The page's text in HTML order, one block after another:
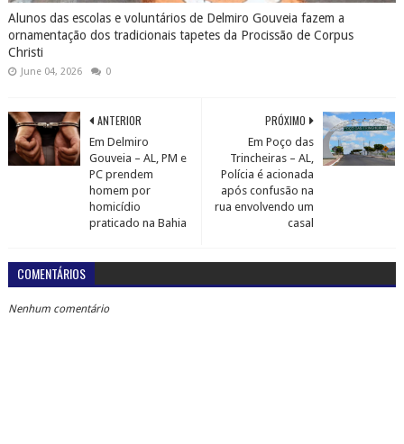
Alunos das escolas e voluntários de Delmiro Gouveia fazem a
ornamentação dos tradicionais tapetes da Procissão de Corpus
Christi
June 04, 2026 0
PRÓXIMO
Em Poço das
Trincheiras – AL,
Polícia é acionada
após confusão na
rua envolvendo um
casal
ANTERIOR
Em Delmiro
Gouveia – AL, PM e
PC prendem
homem por
homicídio
praticado na Bahia
COMENTÁRIOS
Nenhum comentário